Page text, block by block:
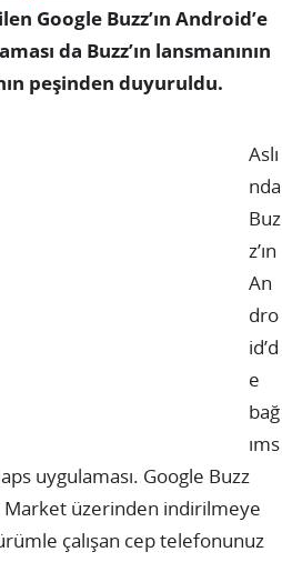
Google Buzz’ın Android’e
da Buzz’ın lansmanının
peşinden duyuruldu.
Aslı
nda
Buz
z’ın
An
dro
id’d
e
bağ
ıms
uygulaması. Google Buzz
Market üzerinden indirilmeye
çalışan cep telefonunuz